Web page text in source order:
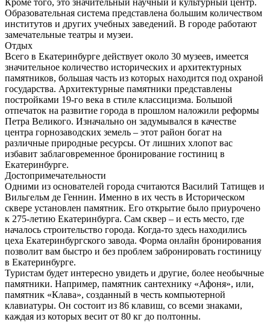
Образовательная система представлена большим количеством
институтов и других учебных заведений. В городе работают
замечательные театры и музеи.
Отдых
Всего в Екатеринбурге действует около 30 музеев, имеется
значительное количество исторических и архитектурных
памятников, большая часть из которых находится под охраной
государства. Архитектурные памятники представлены
постройками 19-го века в стиле классицизма. Большой
отпечаток на развитие города в прошлом наложили реформы
Петра Великого. Изначально он задумывался в качестве
центра горнозаводских земель – этот район богат на
различные природные ресурсы. От лишних хлопот вас
избавит заблаговременное бронирование гостиниц в
Екатеринбурге.
Достопримечательности
Одними из основателей города считаются Василий Татищев и
Вильгельм де Геннин. Именно в их честь в Историческом
сквере установлен памятник. Его открытие было приурочено
к 275-летию Екатеринбурга. Сам сквер – и есть место, где
началось строительство города. Когда-то здесь находились
цеха Екатеринбургского завода. Форма онлайн бронирования
позволит вам быстро и без проблем забронировать гостиницу
в Екатеринбурге.
Туристам будет интересно увидеть и другие, более необычные
памятники. Например, памятник сантехнику «Афоня», или,
памятник «Клава», созданный в честь компьютерной
клавиатуры. Он состоит из 86 клавиш, со всеми знаками,
каждая из которых весит от 80 кг до полтонны.